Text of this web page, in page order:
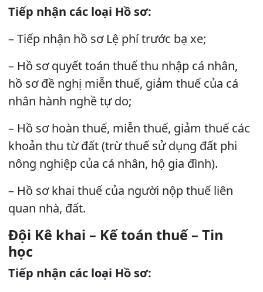
Tiếp nhận các loại Hồ sơ:
– Tiếp nhận hồ sơ Lệ phí trước bạ xe;
– Hồ sơ quyết toán thuế thu nhập cá nhân,
hồ sơ đề nghị miễn thuế, giảm thuế của cá
nhân hành nghề tự do;
– Hồ sơ hoàn thuế, miễn thuế, giảm thuế các
khoản thu từ đất (trừ thuế sử dụng đất phi
nông nghiệp của cá nhân, hộ gia đình).
– Hồ sơ khai thuế của người nộp thuế liên
quan nhà, đất.
Đội Kê khai – Kế toán thuế – Tin
học
Tiếp nhận các loại Hồ sơ: